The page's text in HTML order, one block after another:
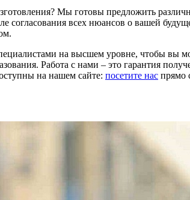
Мы готовы предложить
согласования всех нюансов о вашей
на высшем уровне, чтобы вы
Работа с нами – это гарантия
на нашем сайте: посетите нас прямо